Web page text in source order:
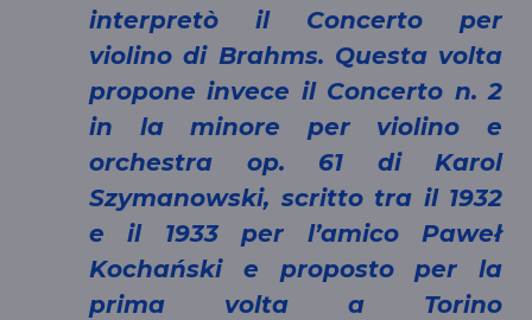
interpretò il Concerto per
violino di Brahms. Questa volta
propone invece il Concerto n. 2
in la minore per violino e
orchestra op. 61 di Karol
Szymanowski, scritto tra il 1932
e il 1933 per l’amico Paweł
Kochański e proposto per la
prima volta a Torino